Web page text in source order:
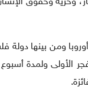
أوروبا ومن بينها
الأولى ولمدة أسبوع